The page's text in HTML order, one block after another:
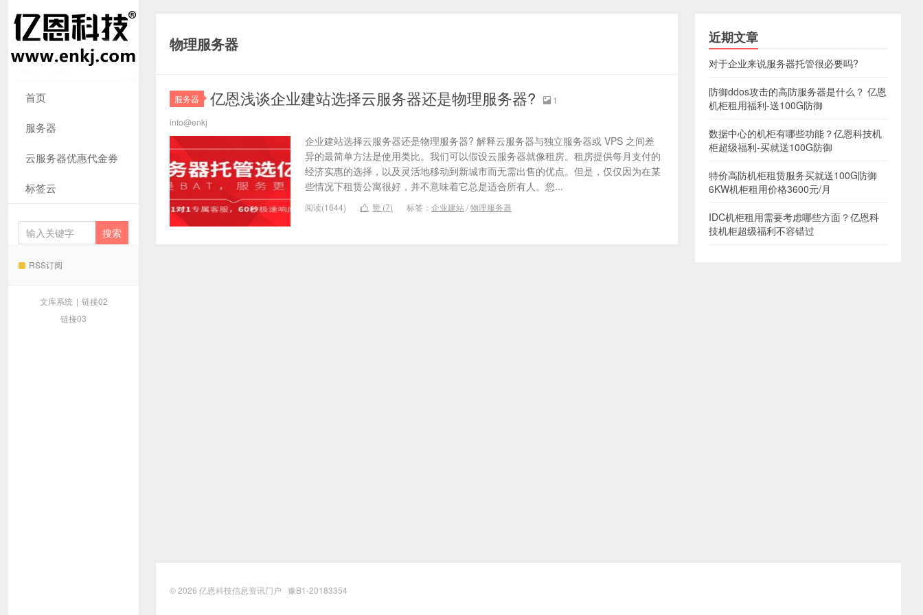
首页
服务器
云服务器优惠代金券
标签云
RSS订阅
文库系统 | 链接02
链接03
物理服务器
服务器 亿恩浅谈企业建站选择云服务器还是物理服务器?  1
info@enkj
企业建站选择云服务器还是物理服务器? 解释云服务器与独立服务器或 VPS 之间差
异的最简单方法是使用类比。我们可以假设云服务器就像租房。租房提供每月支付的
经济实惠的选择，以及灵活地移动到新城市而无需出售的优点。但是，仅仅因为在某
些情况下租赁公寓很好，并不意味着它总是适合所有人。您...
阅读(1644)  赞 (7) 标签：企业建站/物理服务器
近期文章
对于企业来说服务器托管很必要吗?
防御ddos攻击的高防服务器是什么？ 亿恩
机柜租用福利-送100G防御
数据中心的机柜有哪些功能？亿恩科技机
柜超级福利-买就送100G防御
特价高防机柜租赁服务买就送100G防御
6KW机柜租用价格3600元/月
IDC机柜租用需要考虑哪些方面？亿恩科
技机柜超级福利不容错过
© 2026 亿恩科技信息资讯门户 豫B1-20183354